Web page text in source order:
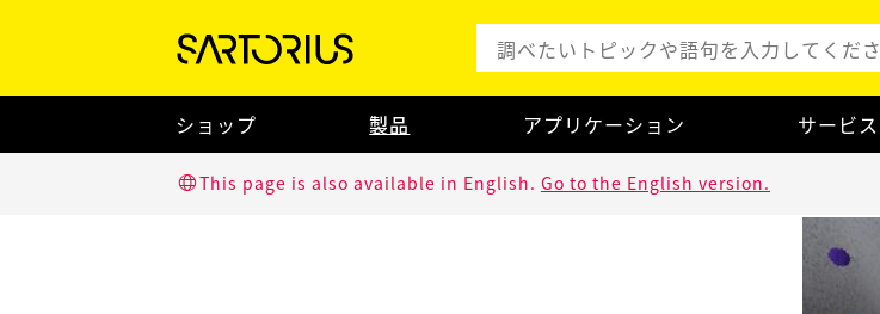
ショップ 製品 アプリケーション サービス
This page is also available in English. Go to the English version.